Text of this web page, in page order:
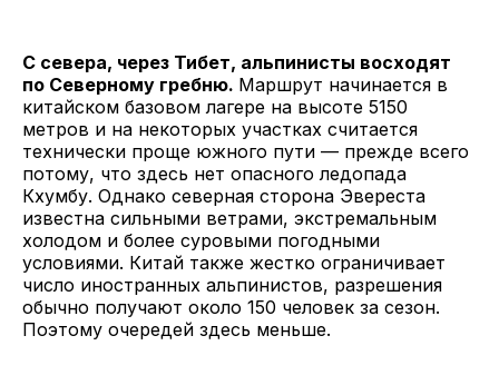
С севера, через Тибет, альпинисты восходят
по Северному гребню. Маршрут начинается в
китайском базовом лагере на высоте 5150
метров и на некоторых участках считается
технически проще южного пути — прежде всего
потому, что здесь нет опасного ледопада
Кхумбу. Однако северная сторона Эвереста
известна сильными ветрами, экстремальным
холодом и более суровыми погодными
условиями. Китай также жестко ограничивает
число иностранных альпинистов, разрешения
обычно получают около 150 человек за сезон.
Поэтому очередей здесь меньше.